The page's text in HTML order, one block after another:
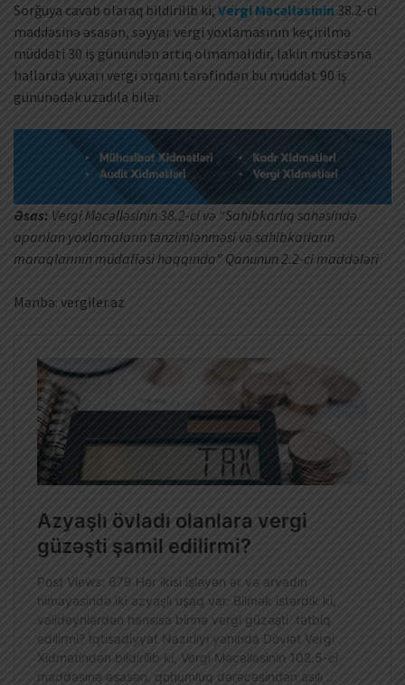
Sorğuya cavab olaraq bildirilib ki, Vergi Məcəlləsinin 38.2-ci
maddəsinə əsasən, səyyar vergi yoxlamasının keçirilmə
müddəti 30 iş günündən artıq olmamalıdır, lakin müstəsna
hallarda yuxarı vergi orqanı tərəfindən bu müddət 90 iş
gününədək uzadıla bilər.
Əsas: Vergi Məcəlləsinin 38.2-ci və “Sahibkarlıq sahəsində
aparılan yoxlamaların tənzimlənməsi və sahibkarların
maraqlarının müdafiəsi haqqında” Qanunun 2.2-ci maddələri
Mənbə: vergiler.az